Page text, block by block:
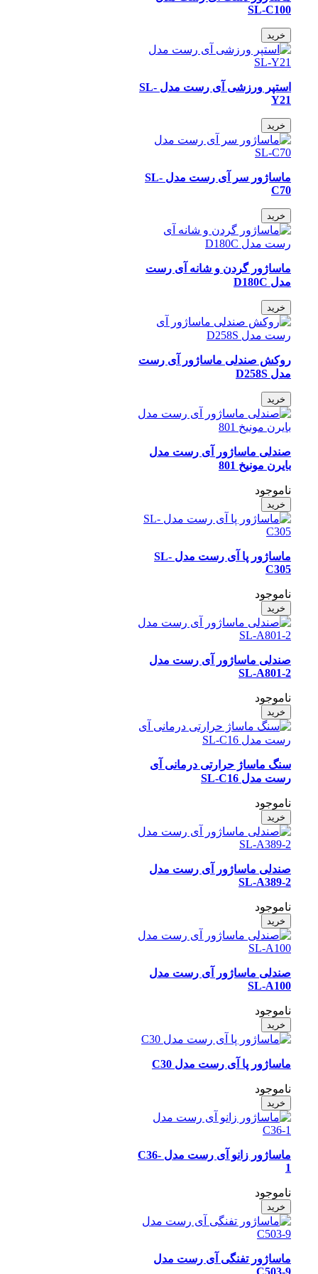
SL-C100
استپر ورزشی آی رست مدل SL-
ماساژور سر آی رست مدل SL-
ماساژور گردن و شانه آی رست
روکش صندلی ماساژور آی رست
صندلی ماساژور آی رست مدل
بایرن مونیخ 801
ناموجود
ماساژور پا آی رست مدل SL-
ناموجود
صندلی ماساژور آی رست مدل
SL-A801-2
ناموجود
سنگ ماساژ حرارتی درمانی آی
رست مدل SL-C16
ناموجود
صندلی ماساژور آی رست مدل
SL-A389-2
ناموجود
صندلی ماساژور آی رست مدل
SL-A100
ناموجود
ماساژور پا آی رست مدل C30
ناموجود
ماساژور زانو آی رست مدل C36-
ناموجود
ماساژور تفنگی آی رست مدل